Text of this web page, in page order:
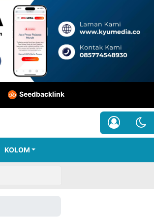
Seedbacklink
KOLOM